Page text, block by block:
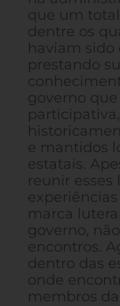
que um
dentre os
haviam sido
prestando
governo
e mantidos
estatais.
reunir esses
marca
governo,
encontros.
dentro das
onde
membros